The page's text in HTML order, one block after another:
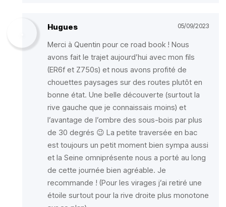
Hugues 05/09/2023
Merci à Quentin pour ce road book ! Nous
avons fait le trajet aujourd’hui avec mon fils
(ER6f et Z750s) et nous avons profité de
chouettes paysages sur des routes plutôt en
bonne état. Une belle découverte (surtout la
rive gauche que je connaissais moins) et
l’avantage de l’ombre des sous-bois par plus
de 30 degrés 😉 La petite traversée en bac
est toujours un petit moment bien sympa aussi
et la Seine omniprésente nous a porté au long
de cette journée bien agréable. Je
recommande ! (Pour les virages j’ai retiré une
étoile surtout pour la rive droite plus monotone